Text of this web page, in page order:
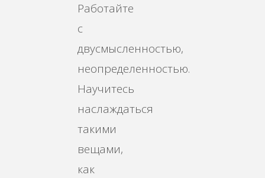
Работайте
с
двусмысленностью,
неопределенностью.
Научитесь
наслаждаться
такими
вещами,
как